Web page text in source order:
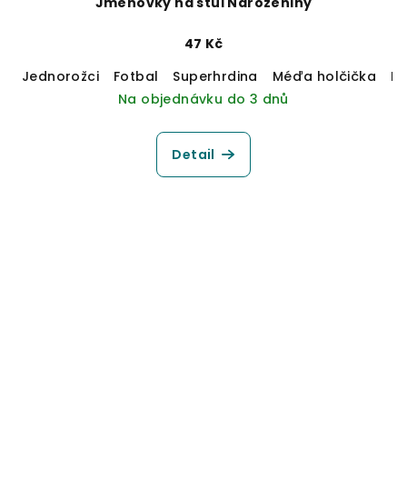
47 Kč
Jednorožci
Fotbal Superhrdina Méďa holčička
Na objednávku do 3 dnů
Detail